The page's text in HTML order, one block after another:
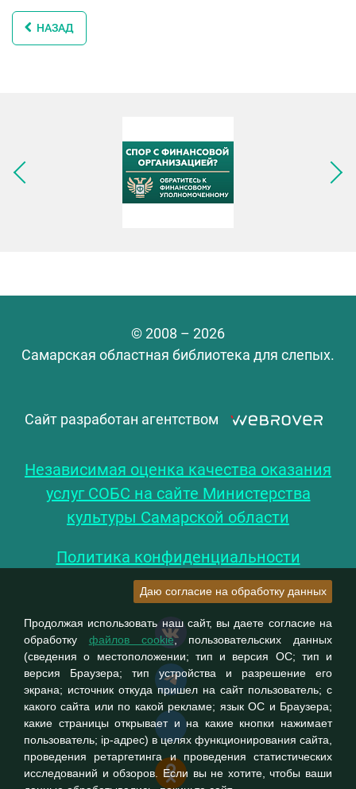
НАЗАД
Следующее изображение
© 2008 – 2026
Самарская областная библиотека для слепых.
Сайт разработан агентством
Независимая оценка качества оказания
услуг СОБС на сайте Министерства
культуры Самарской области
Политика конфиденциальности
Даю согласие на обработку данных
Продолжая использовать наш сайт, вы даете согласие на
обработку файлов cookie, пользовательских данных
(сведения о местоположении; тип и версия ОС; тип и
версия Браузера; тип устройства и разрешение его
экрана; источник откуда пришел на сайт пользователь; с
какого сайта или по какой рекламе; язык ОС и Браузера;
какие страницы открывает и на какие кнопки нажимает
пользователь; ip-адрес) в целях функционирования сайта,
проведения ретаргетинга и проведения статистических
исследований и обзоров. Если вы не хотите, чтобы ваши